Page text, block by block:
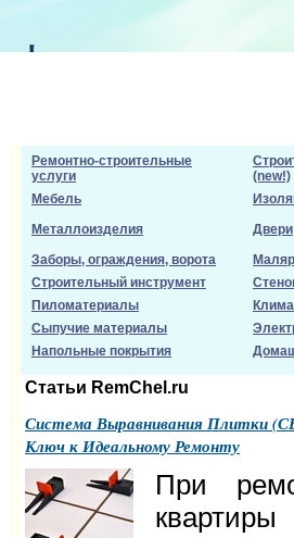
Ремонтно-строительные
услуги
(new!)
Мебель
Металлоизделия
Двери
Заборы, ограждения, ворота
Строительный инструмент
Пиломатериалы
Сыпучие материалы
Напольные покрытия
Статьи RemChel.ru
Система Выравнивания Плитки
Ключ к Идеальному Ремонту
При
квартиры